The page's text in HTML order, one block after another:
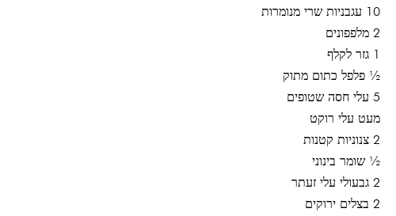
10 עגבניות שרי מנומרות
2 מלפפונים
1 גזר לקלף
½ פלפל כתום מתוק
5 עלי חסה שטופים
מעט עלי רוקט
2 צנוניות קטנות
½ שומר בינוני
2 גבעולי עלי זעתר
2 בצלים ירוקים